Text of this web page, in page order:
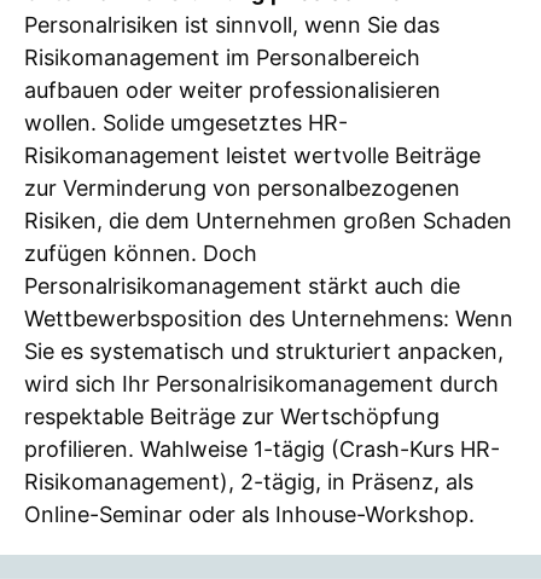
Personalrisiken ist sinnvoll, wenn Sie das
Risikomanagement im Personalbereich
aufbauen oder weiter professionalisieren
wollen. Solide umgesetztes HR-
Risikomanagement leistet wertvolle Beiträge
zur Verminderung von personalbezogenen
Risiken, die dem Unternehmen großen Schaden
zufügen können. Doch
Personalrisikomanagement stärkt auch die
Wettbewerbsposition des Unternehmens: Wenn
Sie es systematisch und strukturiert anpacken,
wird sich Ihr Personalrisikomanagement durch
respektable Beiträge zur Wertschöpfung
profilieren. Wahlweise 1-tägig (Crash-Kurs HR-
Risikomanagement), 2-tägig, in Präsenz, als
Online-Seminar oder als Inhouse-Workshop.